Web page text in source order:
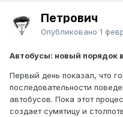
Петрович
Опубликовано 1
Автобусы: новый порядок
Первый день показал, что
последовательности
автобусов. Пока этот
создает сумятицу и